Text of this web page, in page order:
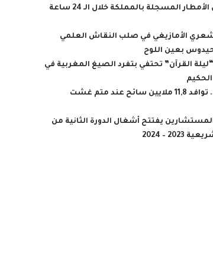
مقاييس الأمطار المسجلة بالمملكة خلال الـ 24 ساعة
الأمازيغي في صلب النقاش العلمي
بعين اللوح
القرآن” تحتفي بتفرد الصيغ المغربية في
الحكيم
المغرب.. توافد 11,8 ملايين سائح عند متم غشت
يفتتح أشغال الدورة الثانية من
– 2024